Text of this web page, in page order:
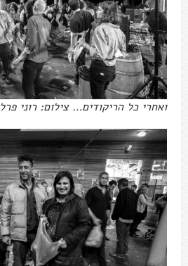
ואחרי כל הריקודים… צילום: רוני פרל